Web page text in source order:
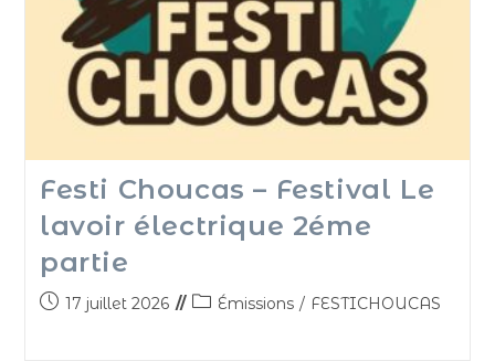
Festi Choucas – Festival Le
lavoir électrique 2éme
partie
17 juillet 2026 Émissions / FESTICHOUCAS